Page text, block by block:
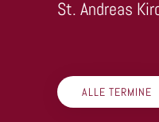
St. Andreas
ALLE TERMINE